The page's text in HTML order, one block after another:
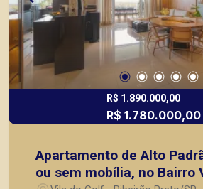
R$ 1.890.000,00
R$ 1.780.000,00
Apartamento de Alto
ou sem mobília, no Bairro